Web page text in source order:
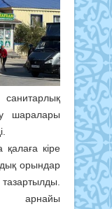
шаралары
кіре
орындар
арнайы